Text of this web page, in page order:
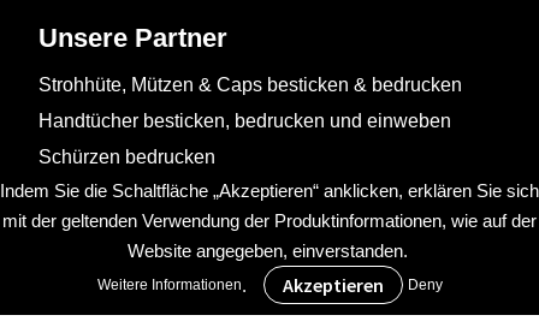
Unsere Partner
Strohhüte, Mützen & Caps besticken & bedrucken
Handtücher besticken, bedrucken und einweben
Schürzen bedrucken
Indem Sie die Schaltfläche „Akzeptieren“ anklicken, erklären Sie sich
mit der geltenden Verwendung der Produktinformationen, wie auf der
Website angegeben, einverstanden.
Weitere Informationen. Deny